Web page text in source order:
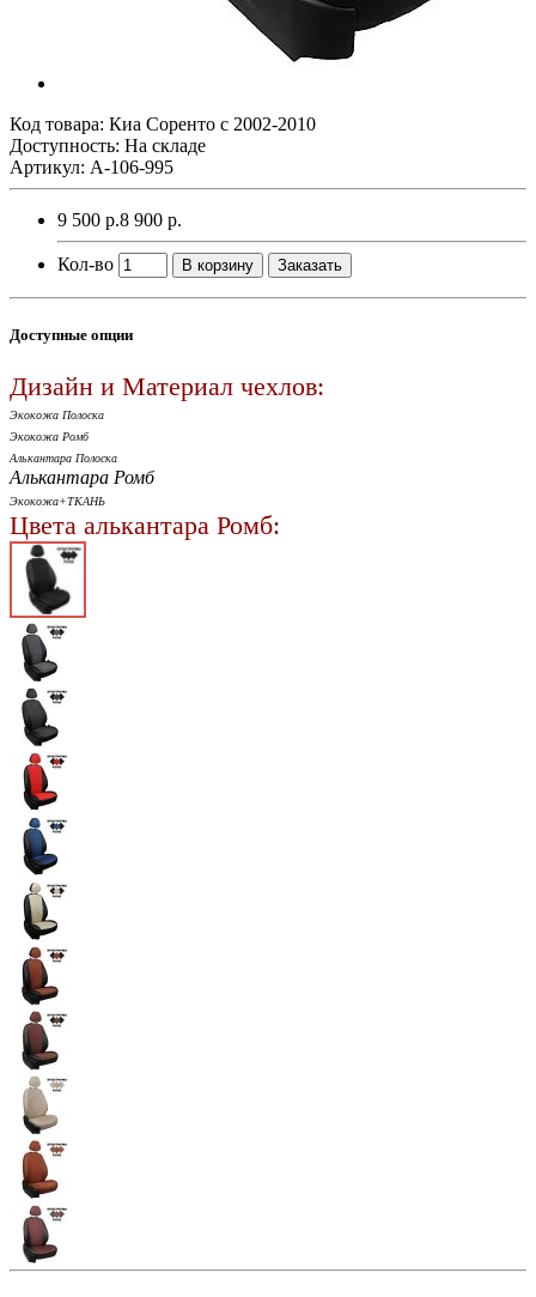
Код товара: Киа Соренто с 2002-2010
Доступность: На складе
Артикул: A-106-995
9 500 р.8 900 р.
Кол-во В корзину Заказать
Доступные опции
Дизайн и Материал чехлов:
Экокожа Полоска
Экокожа Ромб
Алькантара Полоска
Алькантара Ромб
Экокожа+ТКАНЬ
Цвета алькантара Ромб: